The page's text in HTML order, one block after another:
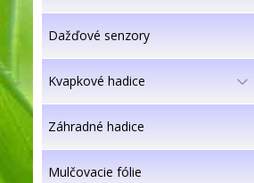
Dažďové senzory
Kvapkové hadice
Záhradné hadice
Mulčovacie fólie